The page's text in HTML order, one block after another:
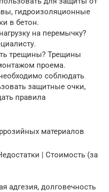
гидроизоляционные
в бетон.
на перемычку?
трещины? Трещины
проема.
соблюдать
защитные очки,
правила
материалов
| Стоимость (за
адгезия, долговечность